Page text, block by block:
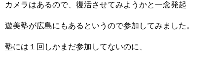
カメラはあるので、復活させてみようかと一念発起
遊美塾が広島にもあるというので参加してみました。
塾には１回しかまだ参加してないのに、